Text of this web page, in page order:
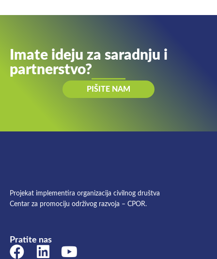
Imate ideju za saradnju i
partnerstvo?
PIŠITE NAM
Projekat implementira organizacija civilnog društva
Centar za promociju održivog razvoja – CPOR.
Pratite nas